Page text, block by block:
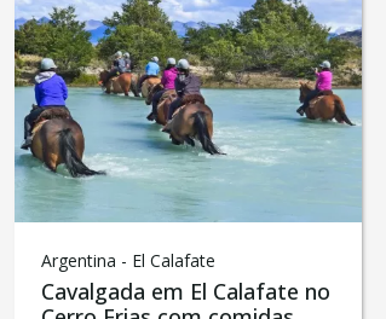
Argentina - El Calafate
Cavalgada em El Calafate no